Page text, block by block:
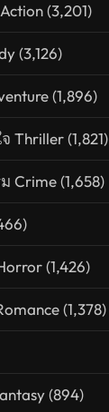
(3,201)
(3,126)
(1,896)
Thriller(1,821)
Crime(1,658)
(1,426)
(1,378)
(894)